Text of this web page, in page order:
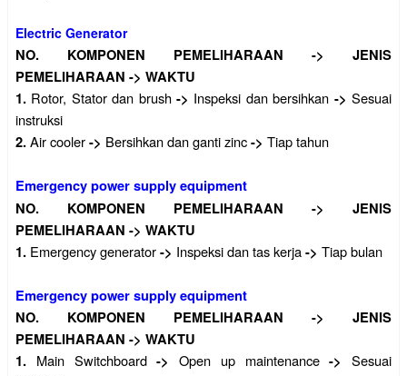
Electric Generator
NO. KOMPONEN PEMELIHARAAN ->
JENIS
PEMELIHARAAN -> WAKTU
1. Rotor, Stator dan brush -> Inspeksi dan bersihkan ->Sesuai
instruksi
2.Air cooler-> Bersihkan dan ganti zinc-> Tiap tahun
Emergency power supply equipment
NO. KOMPONEN PEMELIHARAAN ->
JENIS
PEMELIHARAAN -> WAKTU
1. Emergency generator-> Inspeksi dan tas kerja-> Tiap bulan
Emergency power supply equipment
NO. KOMPONEN PEMELIHARAAN ->
JENIS
PEMELIHARAAN -> WAKTU
1. Main Switchboard -> Open up maintenance ->
Sesuai